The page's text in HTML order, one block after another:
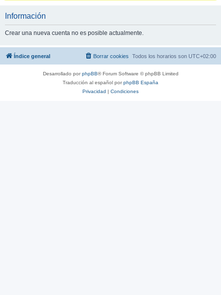
Información
Crear una nueva cuenta no es posible actualmente.
Índice general Todos los horarios son UTC+02:00
Borrar cookies
Desarrollado porphpBB® Forum Software © phpBB Limited
Traducción al español porphpBB España
Privacidad | Condiciones